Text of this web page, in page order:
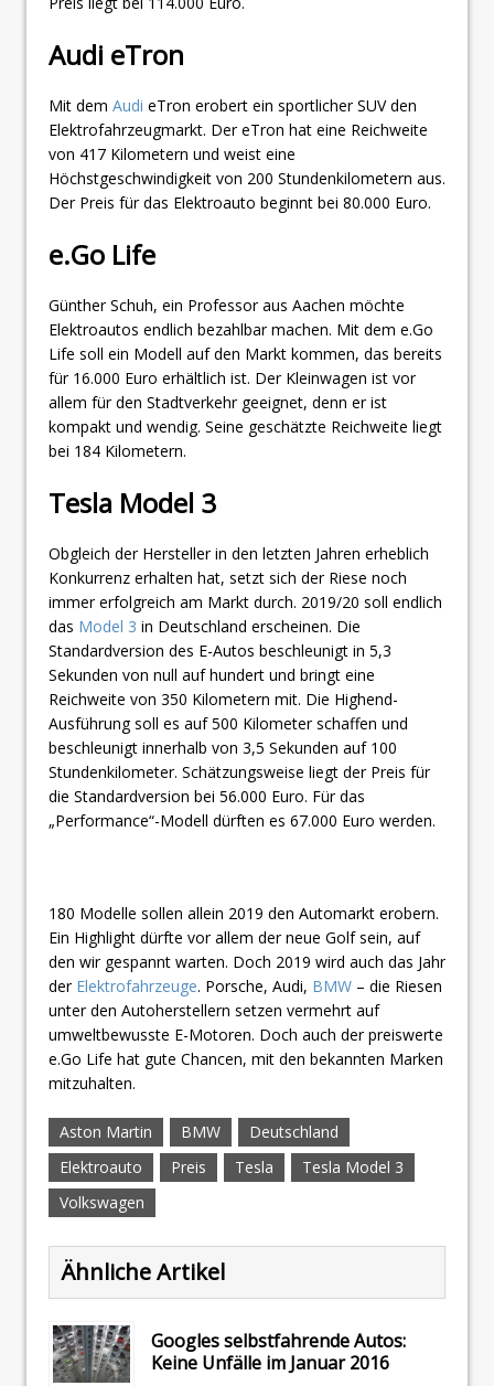
Audi eTron
Mit dem Audi eTron erobert ein sportlicher SUV den
Elektrofahrzeugmarkt. Der eTron hat eine Reichweite
von 417 Kilometern und weist eine
Höchstgeschwindigkeit von 200 Stundenkilometern aus.
Der Preis für das Elektroauto beginnt bei 80.000 Euro.
e.Go Life
Günther Schuh, ein Professor aus Aachen möchte
Elektroautos endlich bezahlbar machen. Mit dem e.Go
Life soll ein Modell auf den Markt kommen, das bereits
für 16.000 Euro erhältlich ist. Der Kleinwagen ist vor
allem für den Stadtverkehr geeignet, denn er ist
kompakt und wendig. Seine geschätzte Reichweite liegt
bei 184 Kilometern.
Tesla Model 3
Obgleich der Hersteller in den letzten Jahren erheblich
Konkurrenz erhalten hat, setzt sich der Riese noch
immer erfolgreich am Markt durch. 2019/20 soll endlich
das Model 3 in Deutschland erscheinen. Die
Standardversion des E-Autos beschleunigt in 5,3
Sekunden von null auf hundert und bringt eine
Reichweite von 350 Kilometern mit. Die Highend-
Ausführung soll es auf 500 Kilometer schaffen und
beschleunigt innerhalb von 3,5 Sekunden auf 100
Stundenkilometer. Schätzungsweise liegt der Preis für
die Standardversion bei 56.000 Euro. Für das
„Performance“-Modell dürften es 67.000 Euro werden.
180 Modelle sollen allein 2019 den Automarkt erobern.
Ein Highlight dürfte vor allem der neue Golf sein, auf
den wir gespannt warten. Doch 2019 wird auch das Jahr
der Elektrofahrzeuge. Porsche, Audi, BMW – die Riesen
unter den Autoherstellern setzen vermehrt auf
umweltbewusste E-Motoren. Doch auch der preiswerte
e.Go Life hat gute Chancen, mit den bekannten Marken
mitzuhalten.
Aston Martin BMW
Deutschland
Elektroauto
Preis Tesla
Tesla Model 3
Volkswagen
Ähnliche Artikel
Googles selbstfahrende Autos:
Keine Unfälle im Januar 2016